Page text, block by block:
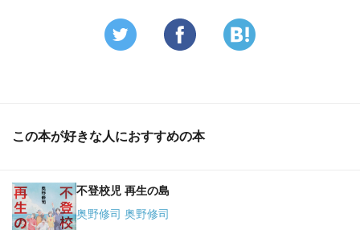
この本が好きな人におすすめの本
不登校児 再生の島
奥野修司 奥野修司